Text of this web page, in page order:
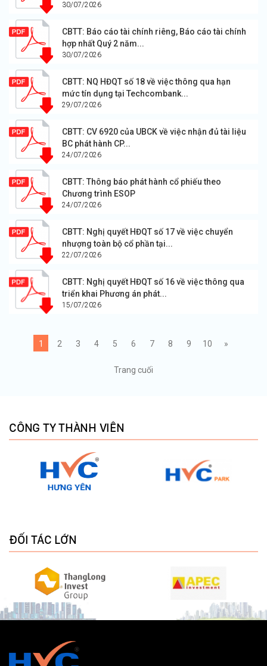
30/07/2026
CBTT: Báo cáo tài chính riêng, Báo cáo tài chính
hợp nhất Quý 2 năm...
30/07/2026
CBTT: NQ HĐQT số 18 về việc thông qua hạn
mức tín dụng tại Techcombank...
29/07/2026
CBTT: CV 6920 của UBCK về việc nhận đủ tài liệu
BC phát hành CP...
24/07/2026
CBTT: Thông báo phát hành cổ phiếu theo
Chương trình ESOP
24/07/2026
CBTT: Nghị quyết HĐQT số 17 về việc chuyển
nhượng toàn bộ cổ phần tại...
22/07/2026
CBTT: Nghị quyết HĐQT số 16 về việc thông qua
triển khai Phương án phát...
15/07/2026
1 2 3 4 5 6 7 8 9 10 »
Trang cuối
CÔNG TY THÀNH VIÊN
ĐỐI TÁC LỚN